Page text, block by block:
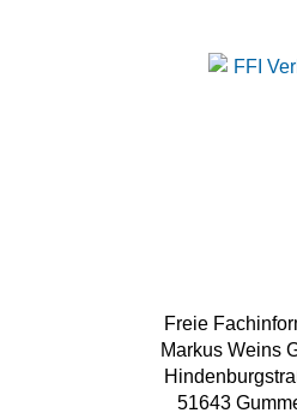
Freie
Markus Weins
51643